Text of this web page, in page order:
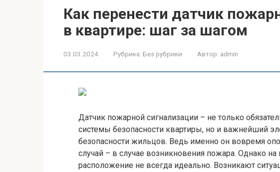
Как перенести датчик
в квартире: шаг за шагом
03.03.2024 Рубрика: Без рубрики Автор: admin
Датчик пожарной сигнализации – не только
системы безопасности квартиры, но и важнейший
безопасности жильцов. Ведь именно он вовремя
случай – в случае возникновения пожара. Однако на
расположение не всегда идеально. Возникают